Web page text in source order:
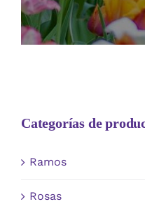
Categorías de
Ramos
Rosas